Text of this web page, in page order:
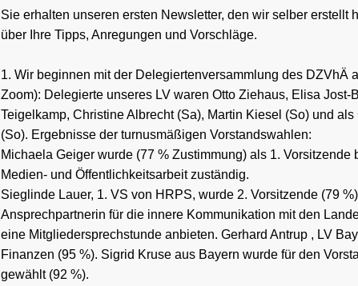
Sie erhalten unseren ersten Newsletter, den wir selber erstellt
über Ihre Tipps, Anregungen und Vorschläge.
1. Wir beginnen mit der Delegiertenversammlung des DZVhÄ
Zoom): Delegierte unseres LV waren Otto Ziehaus, Elisa Jost-
Teigelkamp, Christine Albrecht (Sa), Martin Kiesel (So) und
(So). Ergebnisse der turnusmäßigen Vorstandswahlen:
Michaela Geiger wurde (77 % Zustimmung) als 1. Vorsitzende
Medien- und Öffentlichkeitsarbeit zuständig.
Sieglinde Lauer, 1. VS von HRPS, wurde 2. Vorsitzende (79
Ansprechpartnerin für die innere Kommunikation mit den
eine Mitgliedersprechstunde anbieten. Gerhard Antrup , LV
Finanzen (95 %). Sigrid Kruse aus Bayern wurde für den
gewählt (92 %).